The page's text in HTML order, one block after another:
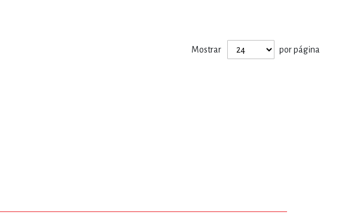
DIBUJOS ANIMADOS
AGRICULTURA
Mostrar por página